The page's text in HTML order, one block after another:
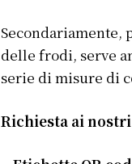
Secondariamente,
delle frodi, serve
serie di misure di
Richiesta ai